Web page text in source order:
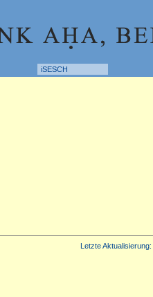
iSESCH
Letzte Aktualisierung: